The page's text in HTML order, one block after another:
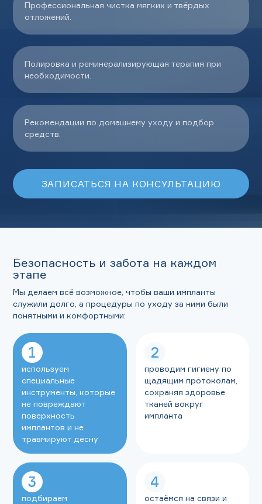
Профессиональная чистка мягких и твёрдых
отложений.
Полировка и реминерализирующая терапия при
необходимости.
Рекомендации по домашнему уходу и подбор
средств.
ЗАПИСАТЬСЯ НА КОНСУЛЬТАЦИЮ
Безопасность и забота на каждом
этапе
Мы делаем всё возможное, чтобы ваши импланты
служили долго, а процедуры по уходу за ними были
понятными и комфортными:
1
используем
специальные
инструменты, которые
не повреждают
поверхность
имплантов и не
травмируют десну
2
проводим гигиену по
щадящим протоколам,
сохраняя здоровье
тканей вокруг
импланта
3
подбираем
4
остаёмся на связи и